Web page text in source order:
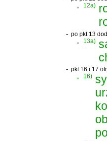
„
12a)
- po pkt 13
„
13a)
- pkt 16 i 17
„
16)